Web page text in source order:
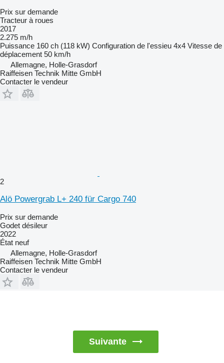
Prix sur demande
Tracteur à roues
2017
2.275 m/h
Puissance 160 ch (118 kW) Configuration de l'essieu 4x4 Vitesse de
déplacement 50 km/h
Allemagne, Holle-Grasdorf
Raiffeisen Technik Mitte GmbH
Contacter le vendeur
2
Alö Powergrab L+ 240 für Cargo 740
Prix sur demande
Godet désileur
2022
État neuf
Allemagne, Holle-Grasdorf
Raiffeisen Technik Mitte GmbH
Contacter le vendeur
Suivante